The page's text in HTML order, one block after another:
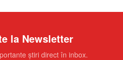
la Newsletter
știri direct în inbox.